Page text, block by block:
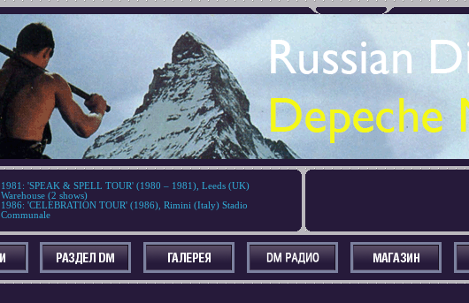
1981 : 'SPEAK & SPELL TOUR' (1980 – 1981), Leeds (UK)
Warehouse (2 shows)
1986: 'CELEBRATION TOUR' (1986), Rimini (Italy) Stadio
Communale